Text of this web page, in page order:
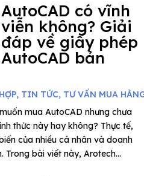
AutoCAD có vĩnh
viễn không? Giải
đáp về giấy phép
AutoCAD bản
, TIN TỨC, TƯ VẤN MUA
mua AutoCAD nhưng chưa
thức này hay không? Thực tế,
của nhiều cá nhân và doanh
Trong bài viết này, Arotech...